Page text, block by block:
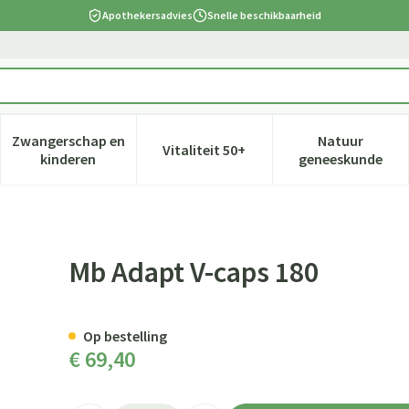
Apothekersadvies Snelle beschikbaarheid
verzorging en hygiëne categorie
voor Dieet, voeding en vitamines categorie
Zwangerschap en
kinderenToon submenu voor Zwangerschap en kinderen
Vitaliteit 50+Toon submenu voor Vitaliteit
Natuur
geneeskunde
Toon
Mb Adapt V-caps 180
€ 69,40
Op bestelling